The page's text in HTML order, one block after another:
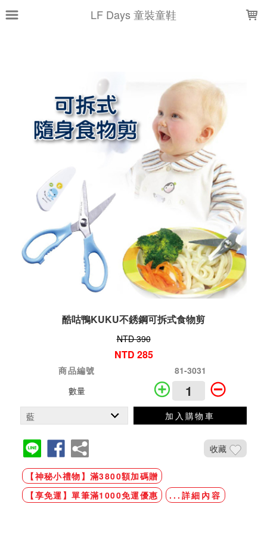
LF Days 童裝童鞋
酷咕鴨KUKU不銹鋼可拆式食物剪
NTD 390
NTD 285
商品編號
81-3031
數量
加入購物車
收藏
【神秘小禮物】滿3800額加碼贈
【享免運】單筆滿1000免運優惠
...詳細內容